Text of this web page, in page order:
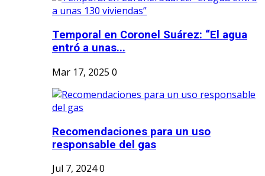
Temporal en Coronel Suárez: “El agua
entró a unas...
Mar 17, 2025 0
Recomendaciones para un uso
responsable del gas
Jul 7, 20240